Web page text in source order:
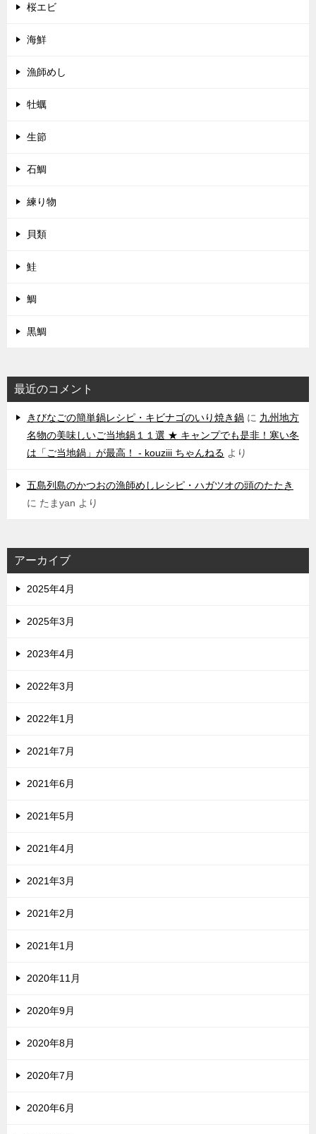
桜エビ
海鮮
漁師めし
牡蠣
生節
石鯛
練り物
貝類
鮭
鯛
黒鯛
最近のコメント
きびなごの簡単鍋レシピ・キビナゴのいり焼き鍋 に 九州地方
名物の美味しいご当地鍋１１選 ★ キャンプでも是非！寒い冬
は「ご当地鍋」が最高！ - kouziii ちゃんねる より
五島列島のかつおの漁師めしレシピ・ハガツオの頭のたたき
に たまyan より
アーカイブ
2025年4月
2025年3月
2023年4月
2022年3月
2022年1月
2021年7月
2021年6月
2021年5月
2021年4月
2021年3月
2021年2月
2021年1月
2020年11月
2020年9月
2020年8月
2020年7月
2020年6月